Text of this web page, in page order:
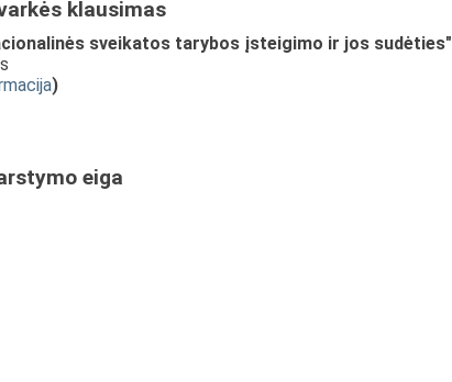
klausimas
sveikatos tarybos įsteigimo ir jos sudėties"
)
eiga